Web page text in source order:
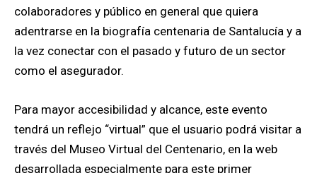
colaboradores y público en general que quiera
adentrarse en la biografía centenaria de Santalucía y a
la vez conectar con el pasado y futuro de un sector
como el asegurador.
Para mayor accesibilidad y alcance, este evento
tendrá un reflejo “virtual” que el usuario podrá visitar a
través del Museo Virtual del Centenario, en la web
desarrollada especialmente para este primer